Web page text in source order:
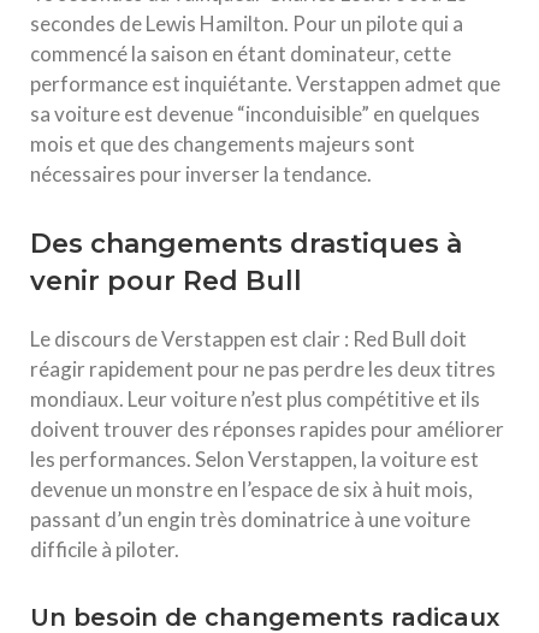
secondes de Lewis Hamilton. Pour un pilote qui a
commencé la saison en étant dominateur, cette
performance est inquiétante. Verstappen admet que
sa voiture est devenue “inconduisible” en quelques
mois et que des changements majeurs sont
nécessaires pour inverser la tendance.
Des changements drastiques à
venir pour Red Bull
Le discours de Verstappen est clair : Red Bull doit
réagir rapidement pour ne pas perdre les deux titres
mondiaux. Leur voiture n’est plus compétitive et ils
doivent trouver des réponses rapides pour améliorer
les performances. Selon Verstappen, la voiture est
devenue un monstre en l’espace de six à huit mois,
passant d’un engin très dominatrice à une voiture
difficile à piloter.
Un besoin de changements radicaux